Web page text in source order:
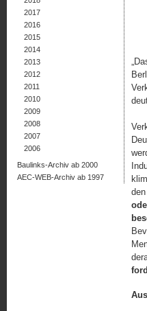
2017
2016
2015
2014
2013
2012
2011
2010
2009
2008
2007
2006
Baulinks-Archiv ab 2000
AEC-WEB-Archiv ab 1997